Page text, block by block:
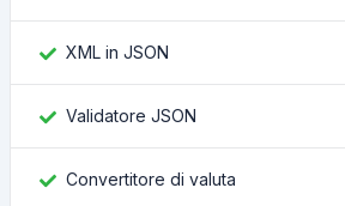
XML in JSON
Validatore JSON
Convertitore di valuta